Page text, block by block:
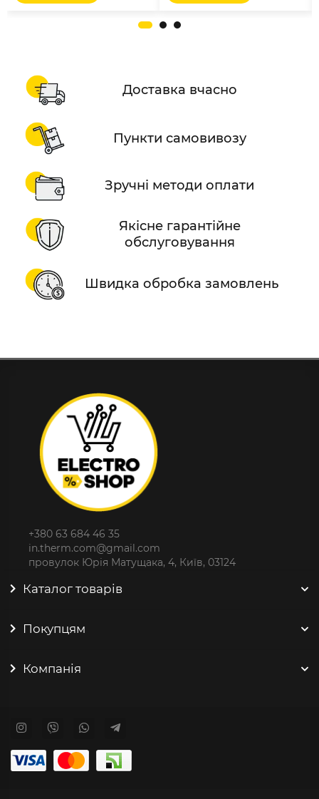
Доставка вчасно
Пункти самовивозу
Зручні методи оплати
Якісне гарантійне
обслуговування
Швидка обробка замовлень
+380 63 684 46 35
in.therm.com@gmail.com
провулок Юрія Матущака, 4, Київ, 03124
Каталог товарів
Покупцям
Компанія